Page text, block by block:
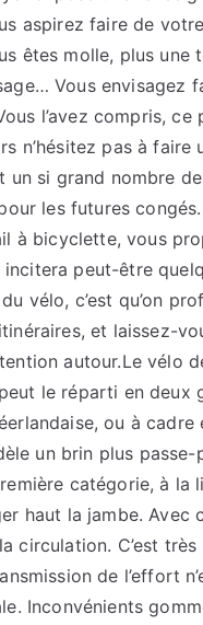
aspirez faire de
êtes molle, plus
Vous
l’avez compris,
n’hésitez pas à
un si grand nombre
les futures
à bicyclette, vous
peut-être
vélo, c’est qu’on
et laissez-
autour.Le vélo
le réparti en deux
ou à
un brin plus
catégorie, à la
haut la jambe.
circulation. C’est
de l’effort
Inconvénients